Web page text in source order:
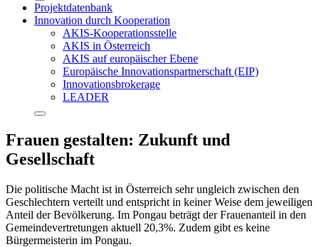
Projektdatenbank
Innovation durch Kooperation
AKIS-Kooperationsstelle
AKIS in Österreich
AKIS auf europäischer Ebene
Europäische Innovationspartnerschaft (EIP)
Innovationsbrokerage
LEADER
Frauen gestalten: Zukunft und
Gesellschaft
Die politische Macht ist in Österreich sehr ungleich zwischen den
Geschlechtern verteilt und entspricht in keiner Weise dem jeweiligen
Anteil der Bevölkerung. Im Pongau beträgt der Frauenanteil in den
Gemeindevertretungen aktuell 20,3%. Zudem gibt es keine
Bürgermeisterin im Pongau.